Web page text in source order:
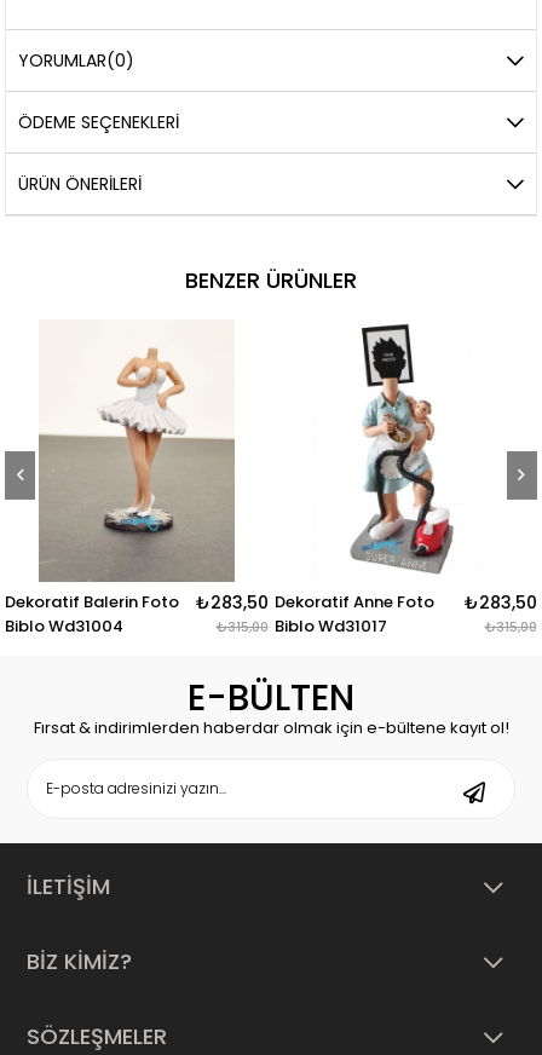
YORUMLAR(0)
ÖDEME SEÇENEKLERI
ÜRÜN ÖNERILERI
BENZER ÜRÜNLER
Balerin Foto
₺283,50 Dekoratif Anne Foto
Biblo Wd31017
₺283,50
Foto
E-BÜLTEN
Fırsat & indirimlerden haberdar olmak için e-bültene kayıt ol!
İLETİŞİM
BİZ KİMİZ?
SÖZLEŞMELER